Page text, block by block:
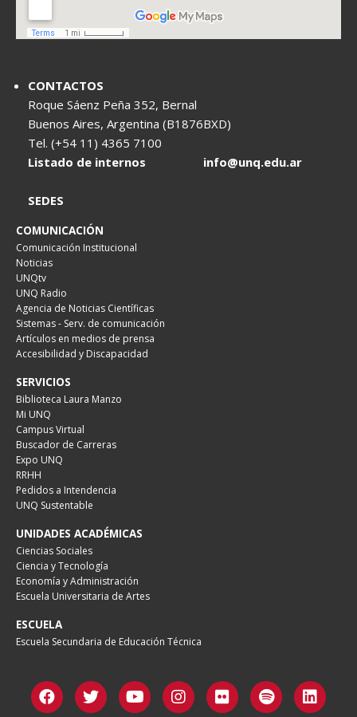
CONTACTOS
Roque Sáenz Peña 352, Bernal
Buenos Aires, Argentina (B1876BXD)
Tel. (+54 11) 4365 7100
Listado de internos
info@unq.edu.ar
SEDES
COMUNICACIÓN
Comunicación Institucional
Noticias
UNQtv
UNQ Radio
Agencia de Noticias Científicas
Sistemas - Serv. de comunicación
Artículos en medios de prensa
Accesibilidad y Discapacidad
SERVICIOS
Biblioteca Laura Manzo
Mi UNQ
Campus Virtual
Buscador de Carreras
Expo UNQ
RRHH
Pedidos a Intendencia
UNQ Sustentable
UNIDADES ACADÉMICAS
Ciencias Sociales
Ciencia y Tecnología
Economía y Administración
Escuela Universitaria de Artes
ESCUELA
Escuela Secundaria de Educación Técnica